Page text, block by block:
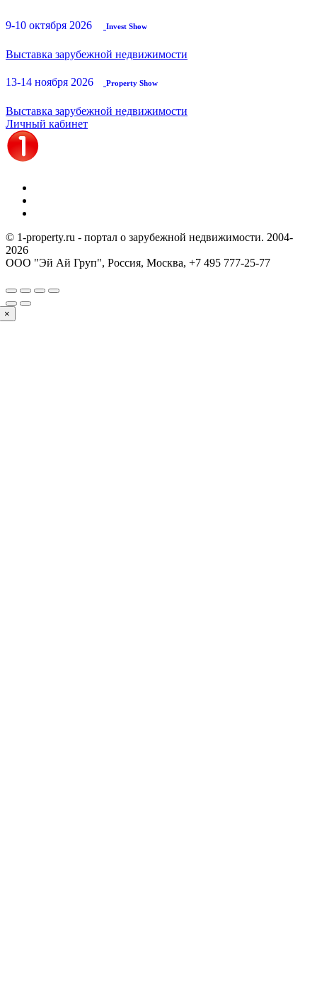
9-10 октября 2026 Invest Show
Выставка зарубежной недвижимости
13-14 ноября 2026 Property Show
Выставка зарубежной недвижимости
Личный кабинет
© 1-property.ru - портал о зарубежной недвижимости. 2004-
2026
ООО "Эй Ай Груп", Россия, Москва, +7 495 777-25-77
×